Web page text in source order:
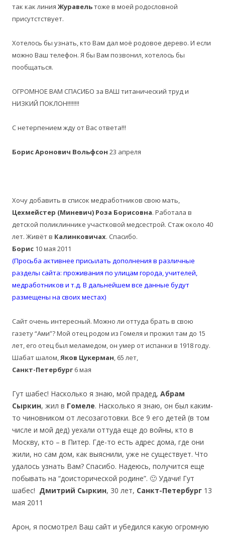
так как линия Журавельтоже в моей родословной
присутстствует.
Хотелось бы узнать, кто Вам дал моё родовое дерево. И если
можно Ваш телефон. Я бы Вам позвонил, хотелось бы
пообщаться.
ОГРОМНОЕ ВАМ СПАСИБО за ВАШ титанический труд и
НИЗКИЙ ПОКЛОН!!!!!!!!
С нетерпением жду от Вас ответа!!!
Борис Аронович Вольфсон 23 апреля
Хочу добавить в список медработников свою мать,
Цехмейстер (Миневич) Роза Борисовна. Работала в
детской поликлиннике участковой медсестрой. Стаж около 40
лет. Живёт в Калинковичах. Спасибо.
Борис 10 мая 2011
(Просьба активнее присылать дополнения в различные
разделы сайта: проживания по улицам города, учителей,
медработников и т.д. В дальнейшем все данные будут
размещены на своих местах)
Сайт очень интересный. Можно ли оттуда брать в свою
газету “Ами”? Мой отец родом из Гомеля и прожил там до 15
лет, его отец был меламедом, он умер от испанки в 1918 году.
Шабат шалом,Яков Цукерман, 65 лет,
Санкт-Петербург 6 мая
Гут шабес! Насколько я знаю, мой прадед, Абрам
Сыркин, жил в Гомеле. Насколько я знаю, он был каким-
то чиновником от лесозаготовки. Все 9 его детей (в том
числе и мой дед) уехали оттуда еще до войны, кто в
Москву, кто – в Питер. Где-то есть адрес дома, где они
жили, но сам дом, как выяснили, уже не существует. Что
удалось узнать Вам? Спасибо. Надеюсь, получится еще
побывать на “доисторической родине”. 🙂 Удачи! Гут
шабес! Дмитрий Сыркин, 30 лет, Санкт-Петербург 13
мая 2011
Арон, я посмотрел Ваш сайт и убедился какую огромную